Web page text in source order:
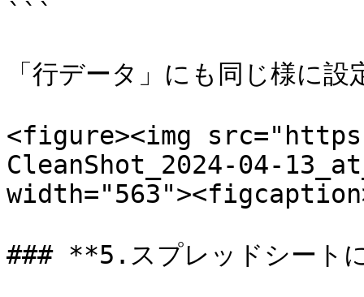
```
「行データ」にも同じ様に設
<figure><img
CleanShot_2024-04-
### **5.スプレッドシート